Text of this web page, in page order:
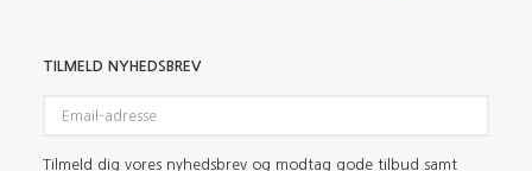
TILMELD NYHEDSBREV
adresse
Tilmeld dig vores nyhedsbrev og modtag gode tilbud samt